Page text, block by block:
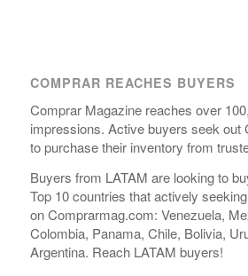
COMPRAR REACHES BUYERS
Comprar Magazine reaches over
impressions. Active buyers seek out
to purchase their inventory from
Buyers from LATAM are looking to
Top 10 countries that actively
on Comprarmag.com: Venezuela,
Colombia, Panama, Chile, Bolivia,
Argentina. Reach LATAM buyers!